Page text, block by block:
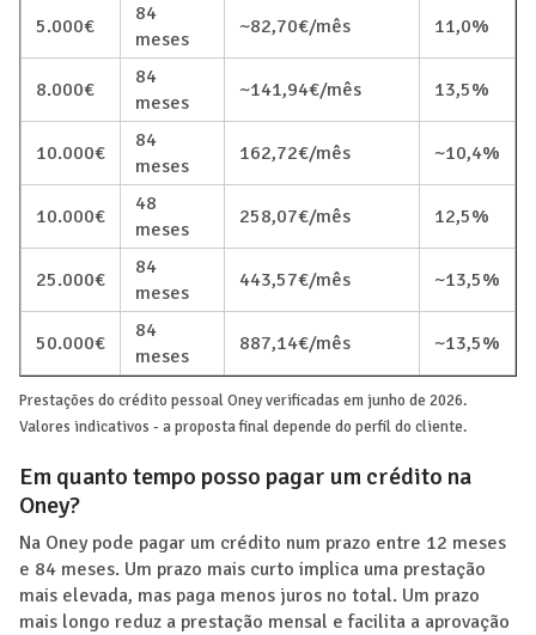
5.000€
84
meses
~82,70€/mês 11,0%
8.000€
84
meses
~141,94€/mês 13,5%
10.000€
84
meses
162,72€/mês ~10,4%
10.000€
48
meses
258,07€/mês 12,5%
25.000€
84
meses
443,57€/mês ~13,5%
50.000€
84
meses
887,14€/mês ~13,5%
Prestações do crédito pessoal Oney verificadas em junho de 2026.
Valores indicativos - a proposta final depende do perfil do cliente.
Em quanto tempo posso pagar um crédito na
Oney?
Na Oney pode pagar um crédito num prazo entre 12 meses
e 84 meses. Um prazo mais curto implica uma prestação
mais elevada, mas paga menos juros no total. Um prazo
mais longo reduz a prestação mensal e facilita a aprovação